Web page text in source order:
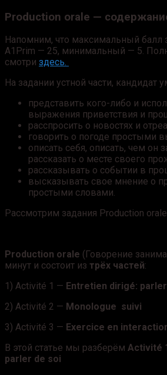
Production orale —
Напомним, что максимальный балл
A1Prim — 25, минимальный — 5.
смотри здесь.
На задании устной части, кандидат
представить кого-либо и
выражения приветствия и
расспросить о новостях и
говорить о погоде простыми
описать себя, описать, чем он
рассказать о месте своего
рассказывать о событии в
высказывать свое мнение о
простыми словами.
Рассмотрим задания Production orale
Production orale (Говорение
минут и состоит из трёх частей:
1) Activité 1 — Entretien dirigé:
2) Activité 2 — Monologue suivi
3) Activité 3 — Exercice en
В этой статье мы разберём Activité
parler de soi